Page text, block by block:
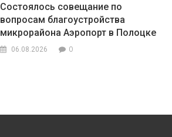
Состоялось совещание по
вопросам благоустройства
микрорайона Аэропорт в Полоцке
06.08.2026 0